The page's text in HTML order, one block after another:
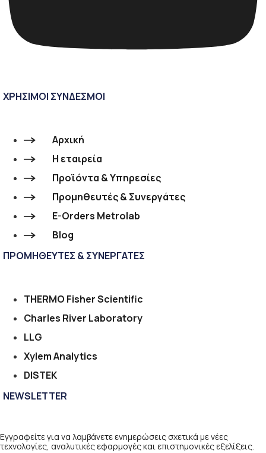
ΧΡΗΣΙΜΟΙ ΣΥΝΔΕΣΜΟΙ
Αρχική
Η εταιρεία
Προϊόντα & Υπηρεσίες
Προμηθευτές & Συνεργάτες
E-Orders Metrolab
Blog
ΠΡΟΜΗΘΕΥΤΕΣ & ΣΥΝΕΡΓΑΤΕΣ
THERMO Fisher Scientific
Charles River Laboratory
LLG
Xylem Analytics
DISTEK
NEWSLETTER
Εγγραφείτε για να λαμβάνετε ενημερώσεις σχετικά με νέες
τεχνολογίες, αναλυτικές εφαρμογές και επιστημονικές εξελίξεις.